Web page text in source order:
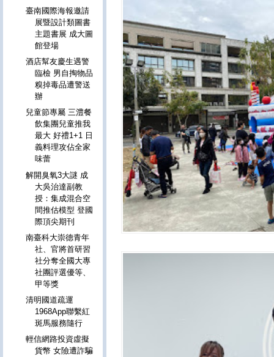
臺南國際海報邀請
展暨設計類圖書
主題書展 成大圖
館登場
酒店幫友慶生遇警
臨檢 男自掏物品
糗掉毒品遭警送
辦
兒童節專屬 三澧餐
飲集團兒童推我
最大 好禮1+1 日
義料理攻佔全家
味蕾
解開臭氧3大謎 成
大吳治達副教
授：集成混合空
間推估模型 登國
際頂尖期刊
南臺科大崇德青年
社、官將首研習
社分奪全國大專
社團評選優等、
甲等獎
清明國道疏運
1968App聯繫紅
斑馬服務隨行
輕信網路投資虛擬
貨幣 女險遭詐騙